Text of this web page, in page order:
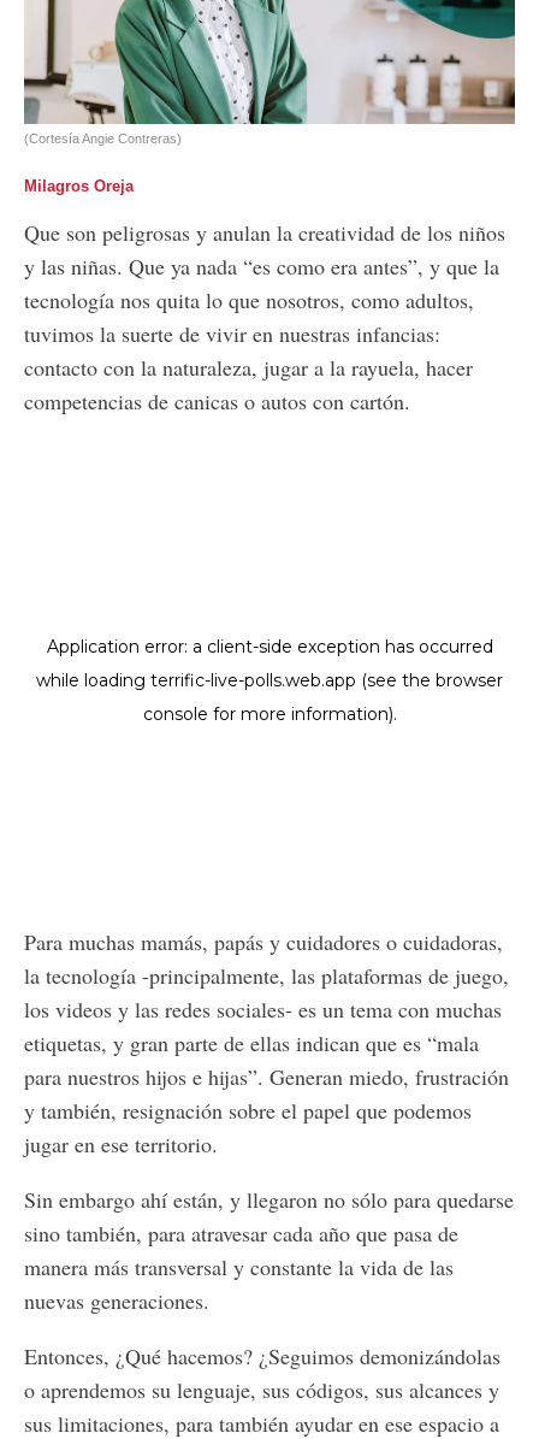
(Cortesía Angie Contreras)
Milagros Oreja
Que son peligrosas y anulan la creatividad de los niños
y las niñas. Que ya nada “es como era antes”, y que la
tecnología nos quita lo que nosotros, como adultos,
tuvimos la suerte de vivir en nuestras infancias:
contacto con la naturaleza, jugar a la rayuela, hacer
competencias de canicas o autos con cartón.
Para muchas mamás, papás y cuidadores o cuidadoras,
la tecnología -principalmente, las plataformas de juego,
los videos y las redes sociales- es un tema con muchas
etiquetas, y gran parte de ellas indican que es “mala
para nuestros hijos e hijas”. Generan miedo, frustración
y también, resignación sobre el papel que podemos
jugar en ese territorio.
Sin embargo ahí están, y llegaron no sólo para quedarse
sino también, para atravesar cada año que pasa de
manera más transversal y constante la vida de las
nuevas generaciones.
Entonces, ¿Qué hacemos? ¿Seguimos demonizándolas
o aprendemos su lenguaje, sus códigos, sus alcances y
sus limitaciones, para también ayudar en ese espacio a